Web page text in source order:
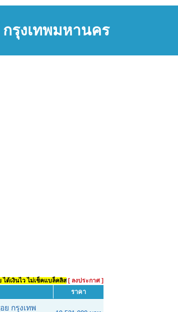
รุงเทพมหานคร
ด้เงินไว ไม่เช็คแบล็คลิส [ ลงประกาศ ]
ราคา
กรุงเทพ